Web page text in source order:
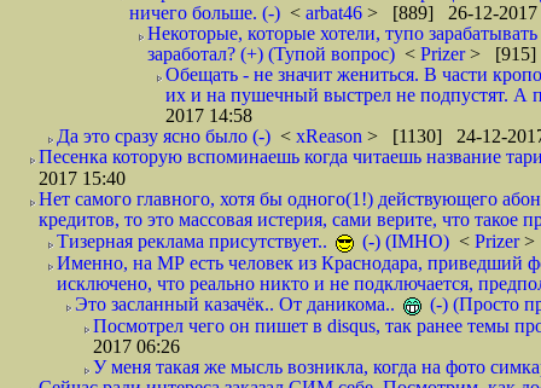
ничего больше. (-) < arbat46 > [889] 26-12-2017
Некоторые, которые хотели, тупо
заработал? (+) (Тупой вопрос) < Prizer> [915]
Обещать - не значит жениться. В части
их и на пушечный выстрел не подпустят. А
2017 14:58
Да это сразу ясно было (-) < xReason > [1130] 24-12-
Песенка которую вспоминаешь когда читаешь название
2017 15:40
Нет самого главного, хотя бы одного(1!) действующего
кредитов, то это массовая истерия, сами верите, что такое
Тизерная реклама присутствует..
(-) (IMHO) < Prizer>
Именно, на МР есть человек из Краснодара, приведший
исключено, что реально никто и не подключается,
Это засланный казачёк.. От даникома..
(-) (Просто
Посмотрел чего он пишет в disqus, так ранее темы
2017 06:26
У меня такая же мысль возникла, когда на фото